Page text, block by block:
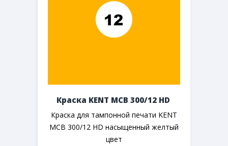
Краска KENT MCB 300/12 HD
Краска для тампонной печати KENT
MCB 300/12 HD насыщенный желтый
цвет